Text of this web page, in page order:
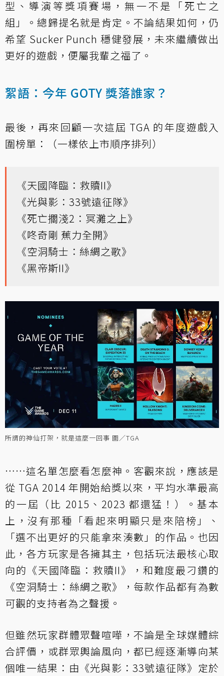
型、導演等獎項賽場，無一不是「死亡之
組」。總歸提名就是肯定。不論結果如何，仍
希望 Sucker Punch 穩健發展，未來繼續做出
更好的遊戲，便屬我輩之福了。
絮語：今年 GOTY 獎落誰家？
最後，再來回顧一次這屆 TGA 的年度遊戲入
圍榜單：（一樣依上市順序排列）
《天國降臨：救贖II》
《光與影：33號遠征隊》
《死亡擱淺2：冥灘之上》
《咚奇剛 蕉力全開》
《空洞騎士：絲綢之歌》
《黑帝斯II》
所謂的神仙打架，就是這麼一回事 圖／TGA
……這名單怎麼看怎麼神。客觀來說，應該是
從 TGA 2014 年開始給獎以來，平均水準最高
的一屆（比 2015、2023 都還猛！）。基本
上，沒有那種「看起來明顯只是來陪榜」、
「選不出更好的只能拿來湊數」的作品。也因
此，各方玩家是各擁其主，包括玩法最核心取
向的《天國降臨：救贖II》，和難度最刁鑽的
《空洞騎士：絲綢之歌》，每款作品都有為數
可觀的支持者為之聲援。
但雖然玩家群體眾聲喧嘩，不論是全球媒體綜
合評價，或群眾輿論風向，都已經逐漸導向某
個唯一結果：由《光與影：33號遠征隊》定於